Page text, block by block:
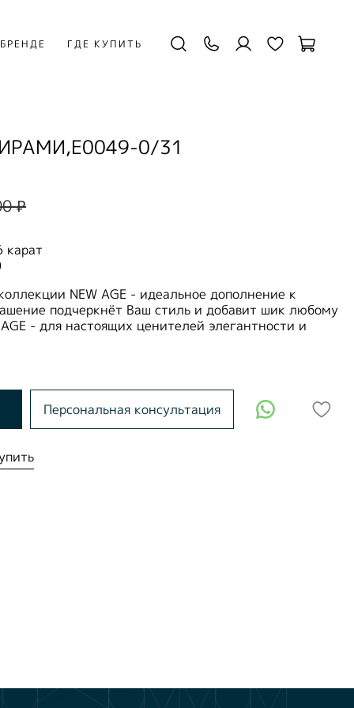
ГДЕ КУПИТЬ
0/31
₽
карат
NEW AGE - идеальное дополнение к
подчеркнёт Ваш стиль и добавит шик любому
- для настоящих ценителей элегантности и
Персональная консультация